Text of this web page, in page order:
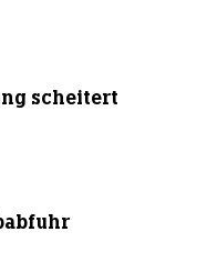
scheitert